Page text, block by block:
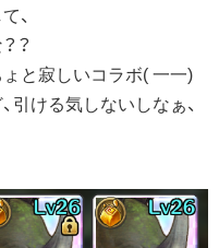
、
？
と寂しいコラボ( 一一)
引ける気しないしなぁ、